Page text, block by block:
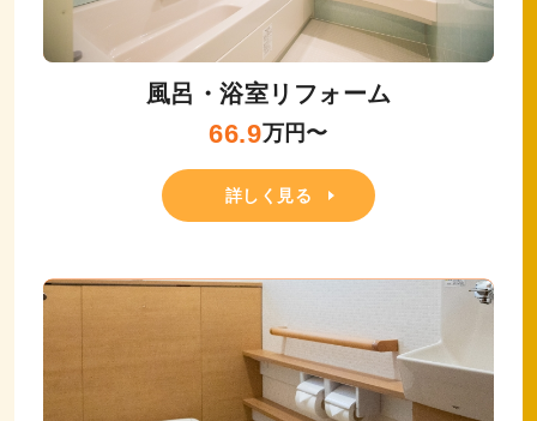
風呂・浴室リフォーム
66.9万円〜
詳しく見る